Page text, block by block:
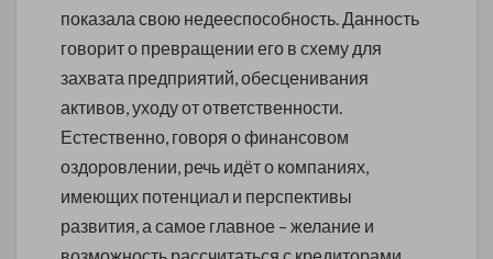
показала свою недееспособность. Данность
говорит о превращении его в схему для
захвата предприятий, обесценивания
активов, уходу от ответственности.
Естественно, говоря о финансовом
оздоровлении, речь идёт о компаниях,
имеющих потенциал и перспективы
развития, а самое главное – желание и